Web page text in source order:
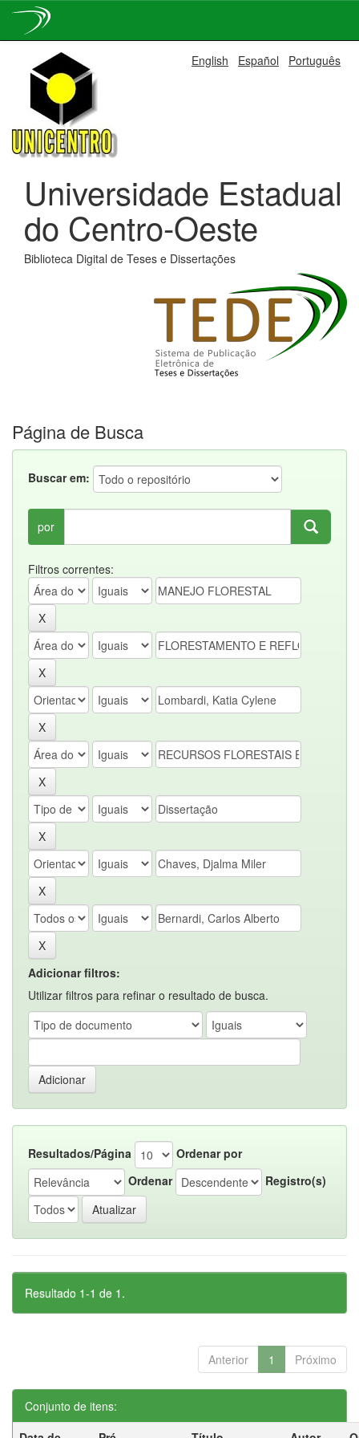
navigation
English Español Português
Universidade Estadual
do Centro-Oeste
Biblioteca Digital de Teses e Dissertações
Página de Busca
Buscar em:
por
Filtros correntes:
Adicionar filtros:
Utilizar filtros para refinar o resultado de busca.
Resultados/Página
Ordenar por
Ordenar
Registro(s)
Resultado 1-1 de 1.
Anterior 1 Próximo
Conjunto de itens: